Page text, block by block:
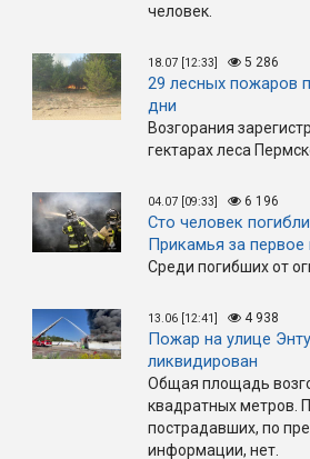
человек.
18.07 [12:33] 5 286
29 лесных пожаров
дни
Возгорания
гектарах леса
04.07 [09:33] 6 196
Сто человек
Прикамья за первое
Среди погибших от
13.06 [12:41] 4 938
Пожар на улице
ликвидирован
Общая площадь
квадратных метров.
пострадавших, по
информации, нет.